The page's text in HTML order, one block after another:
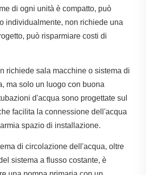
di ogni unità è compatto, può
individualmente, non richiede una
può risparmiare costi di
richiede sala macchine o sistema di
ma solo un luogo con buona
d'acqua sono progettate sul
facilita la connessione dell'acqua
spazio di installazione.
di circolazione dell'acqua, oltre
sistema a flusso costante, è